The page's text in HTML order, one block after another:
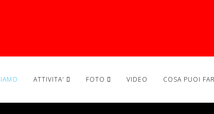
ATTIVITA' FOTO VIDEO COSA PUOI